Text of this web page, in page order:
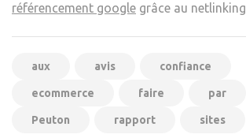
référencement google grâce au netlinking
aux avis confiance
ecommerce faire par
Peuton rapport sites